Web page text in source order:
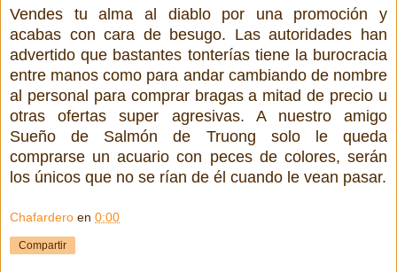
Vendes tu alma al diablo por una promoción y
acabas con cara de besugo. Las autoridades han
advertido que bastantes tonterías tiene la burocracia
entre manos como para andar cambiando de nombre
al personal para comprar bragas a mitad de precio u
otras ofertas super agresivas. A nuestro amigo
Sueño de Salmón de Truong solo le queda
comprarse un acuario con peces de colores, serán
los únicos que no se rían de él cuando le vean pasar.
Chafardero en 0:00
Compartir